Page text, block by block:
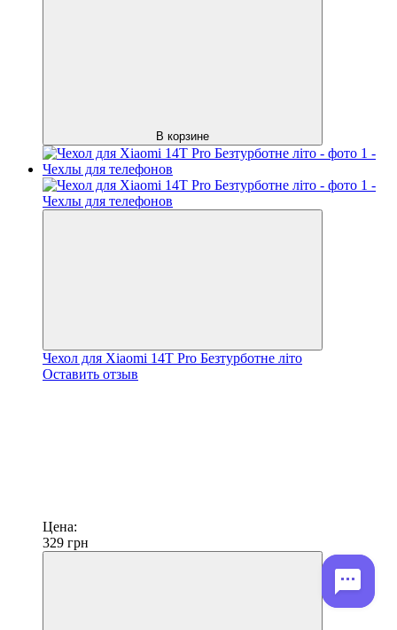
В корзине
Чехол для Xiaomi 14T Pro Безтурботне літо
Оставить отзыв
Цена:
329 грн